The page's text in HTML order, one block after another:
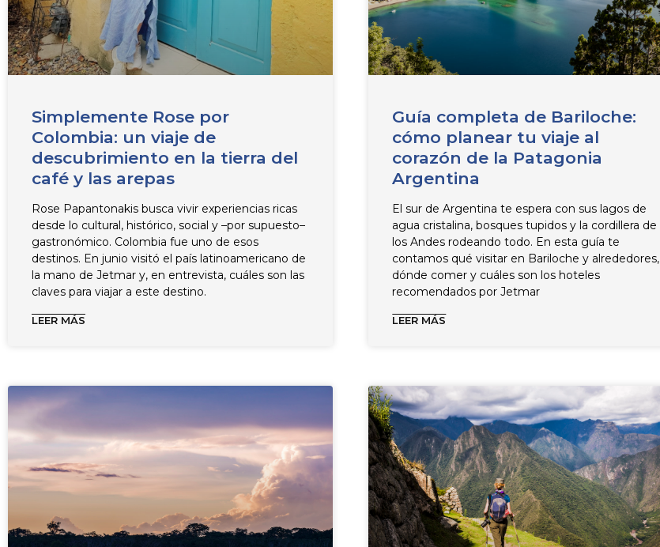
Simplemente Rose por
Colombia: un viaje de
descubrimiento en la tierra del
café y las arepas
Rose Papantonakis busca vivir experiencias ricas
desde lo cultural, histórico, social y –por supuesto–
gastronómico. Colombia fue uno de esos
destinos. En junio visitó el país latinoamericano de
la mano de Jetmar y, en entrevista, cuáles son las
claves para viajar a este destino.
LEER MÁS
Guía completa de Bariloche:
cómo planear tu viaje al
corazón de la Patagonia
Argentina
El sur de Argentina te espera con sus lagos de
agua cristalina, bosques tupidos y la cordillera de
los Andes rodeando todo. En esta guía te
contamos qué visitar en Bariloche y alrededores,
dónde comer y cuáles son los hoteles
recomendados por Jetmar
LEER MÁS